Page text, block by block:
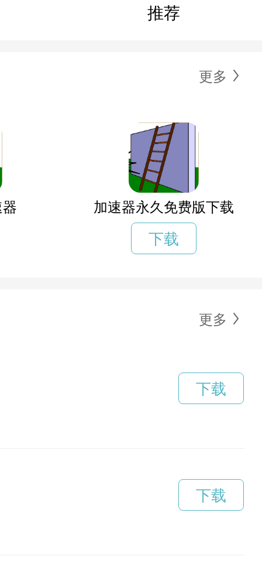
推荐
更多
加速器永久免费版下载
下载
更多
下载
下载